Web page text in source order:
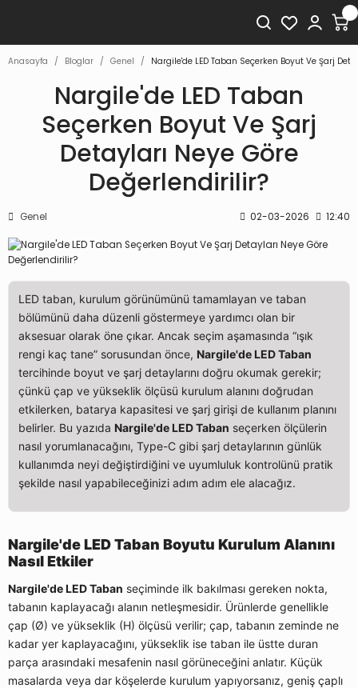
Anasayfa Bloglar Genel Nargile'de LED Taban Seçerken Boyut Ve Şarj
Nargile'de LED Taban
Seçerken Boyut Ve Şarj
Detayları Neye Göre
Değerlendirilir?
Genel 02-03-2026 12:40
LED taban, kurulum görünümünü tamamlayan ve taban
bölümünü daha düzenli göstermeye yardımcı olan bir
aksesuar olarak öne çıkar. Ancak seçim aşamasında “ışık
rengi kaç tane” sorusundan önce, Nargile'de LED Taban
tercihinde boyut ve şarj detaylarını doğru okumak gerekir;
çünkü çap ve yükseklik ölçüsü kurulum alanını doğrudan
etkilerken, batarya kapasitesi ve şarj girişi de kullanım planını
belirler. Bu yazıda Nargile'de LED Taban seçerken ölçülerin
nasıl yorumlanacağını, Type-C gibi şarj detaylarının günlük
kullanımda neyi değiştirdiğini ve uyumluluk kontrolünü pratik
şekilde nasıl yapabileceğinizi adım adım ele alacağız.
Nargile'de LED Taban Boyutu Kurulum Alanını
Nasıl Etkiler
Nargile'de LED Taban seçiminde ilk bakılması gereken nokta,
tabanın kaplayacağı alanın netleşmesidir. Ürünlerde genellikle
çap (Ø) ve yükseklik (H) ölçüsü verilir; çap, tabanın zeminde ne
kadar yer kaplayacağını, yükseklik ise taban ile üstte duran
parça arasındaki mesafenin nasıl görüneceğini anlatır. Küçük
masalarda veya dar köşelerde kurulum yapıyorsanız, geniş çaplı